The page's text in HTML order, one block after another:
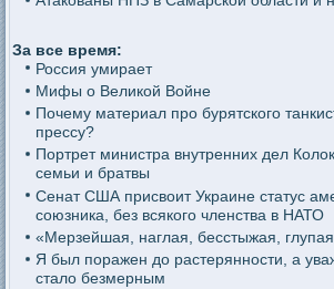
За все время:
Россия умирает
Мифы о Великой Войне
Почему материал про бурятского
прессу?
Портрет министра внутренних дел
семьи и братвы
Сенат США присвоит Украине статус
союзника, без всякого членства в НАТО
«Мерзейшая, наглая, бесстыжая,
Я был поражен до растерянности, а
стало безмерным